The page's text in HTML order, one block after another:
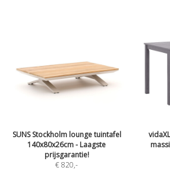
SUNS Stockholm lounge tuintafel
140x80x26cm - Laagste
prijsgarantie!
€ 820,-